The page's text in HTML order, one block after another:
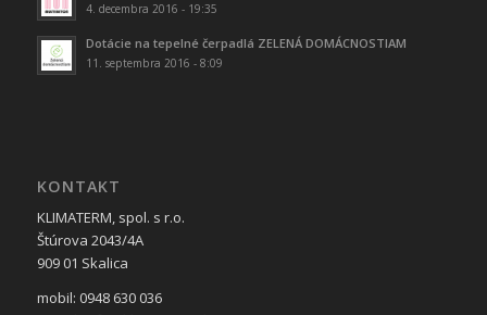
4. decembra 2016 - 19:35
Dotácie na tepelné čerpadlá ZELENÁ DOMÁCNOSTIAM
11. septembra 2016 - 8:09
KONTAKT
KLIMATERM, spol. s r.o.
Štúrova 2043/4A
909 01 Skalica
mobil: 0948 630 036